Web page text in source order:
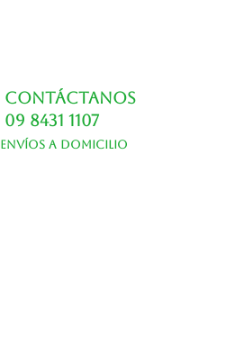
Contáctanos
09 8431 1107
Envíos a domicilio